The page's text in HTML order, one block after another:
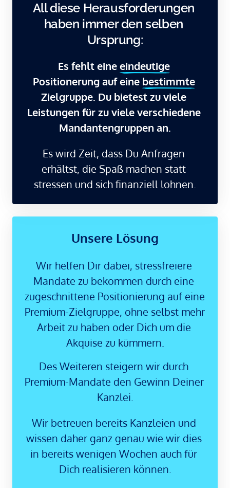
All diese Herausforderungen
haben immer den selben
Ursprung:
Es fehlt eine eindeutige
Positionerung auf eine bestimmte
Zielgruppe. Du bietest zu viele
Leistungen für zu viele verschiedene
Mandantengruppen an.
Es wird Zeit, dass Du
erhältst, die Spaß machen
stressen und sich finanziell lohnen.
Unsere Lösung
Wir helfen Dir dabei, stressfreiere
Mandate zu bekommen durch eine
zugeschnittene Positionierung auf eine
Premium-Zielgruppe, ohne selbst mehr
Arbeit zu haben oder Dich um die
Akquise zu kümmern.
Des Weiteren steigern wir durch
Premium-Mandate den Gewinn Deiner
Kanzlei.
Wir betreuen bereits Kanzleien und
wissen daher ganz genau wie wir dies
in bereits wenigen Wochen auch für
Dich realisieren können.